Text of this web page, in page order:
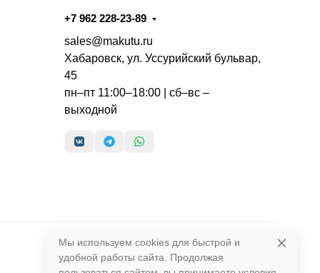
+7 962 228-23-89
sales@makutu.ru
Хабаровск, ул. Уссурийский бульвар,
45
пн–пт 11:00–18:00 | сб–вс –
выходной
Мы используем cookies для быстрой и
удобной работы сайта. Продолжая